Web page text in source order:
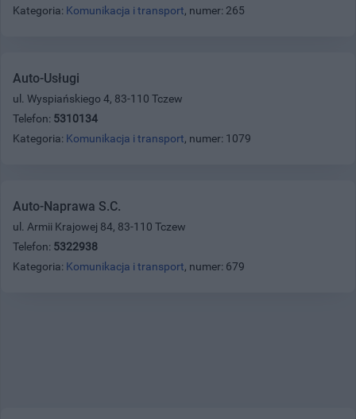
Kategoria: Komunikacja i transport, numer: 265
Auto-Usługi
ul. Wyspiańskiego 4, 83-110 Tczew
Telefon: 5310134
Kategoria: Komunikacja i transport, numer: 1079
Auto-Naprawa S.C.
ul. Armii Krajowej 84, 83-110 Tczew
Telefon: 5322938
Kategoria: Komunikacja i transport, numer: 679